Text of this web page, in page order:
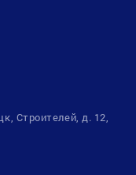
Строителей, д. 12,